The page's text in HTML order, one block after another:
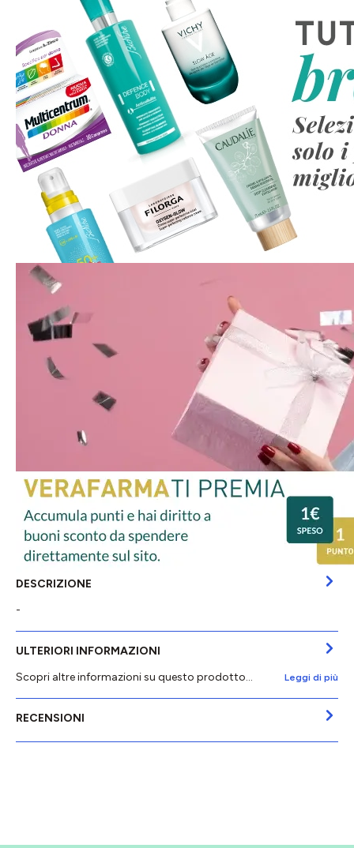
DESCRIZIONE
-
ULTERIORI INFORMAZIONI
Scopri altre informazioni su questo prodotto...
Leggi di più
RECENSIONI